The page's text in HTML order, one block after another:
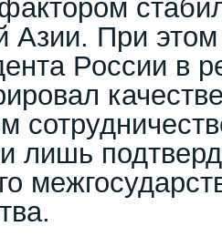
Азии. При
России в
лишь